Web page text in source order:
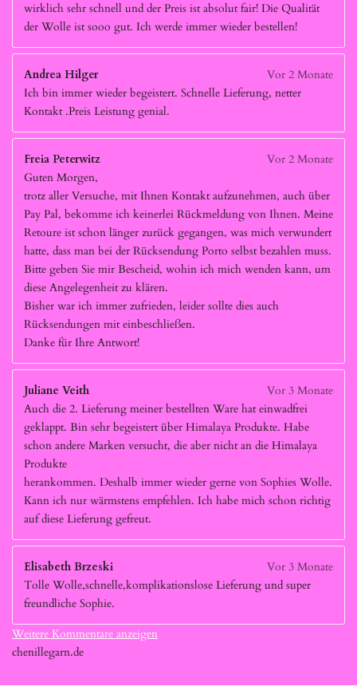
wirklich sehr schnell und der Preis ist absolut fair! Die Qualität
der Wolle ist sooo gut. Ich werde immer wieder bestellen!
Andrea Hilger
Vor 2 Monate
Ich bin immer wieder begeistert. Schnelle Lieferung, netter
Kontakt .Preis Leistung genial.
Freia Peterwitz
Vor 2 Monate
Guten Morgen,
trotz aller Versuche, mit Ihnen Kontakt aufzunehmen, auch über
Pay Pal, bekomme ich keinerlei Rückmeldung von Ihnen. Meine
Retoure ist schon länger zurück gegangen, was mich verwundert
hatte, dass man bei der Rücksendung Porto selbst bezahlen muss.
Bitte geben Sie mir Bescheid, wohin ich mich wenden kann, um
diese Angelegenheit zu klären.
Bisher war ich immer zufrieden, leider sollte dies auch
Rücksendungen mit einbeschließen.
Danke für Ihre Antwort!
Juliane Veith
Vor 3 Monate
Auch die 2. Lieferung meiner bestellten Ware hat einwadfrei
geklappt. Bin sehr begeistert über Himalaya Produkte. Habe
schon andere Marken versucht, die aber nicht an die Himalaya
Produkte
herankommen. Deshalb immer wieder gerne von Sophies Wolle.
Kann ich nur wärmstens empfehlen. Ich habe mich schon richtig
auf diese Lieferung gefreut.
Elisabeth Brzeski
Vor 3 Monate
Tolle Wolle,schnelle,komplikationslose Lieferung und super
freundliche Sophie.
Weitere Kommentare anzeigen
chenillegarn.de